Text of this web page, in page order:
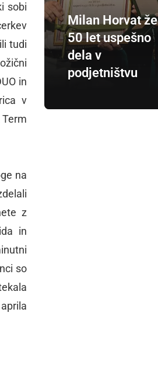
sobi
tudi
in
v
na
z
in
so
Milan Horvat že
50 let uspešno
dela v
podjetništvu